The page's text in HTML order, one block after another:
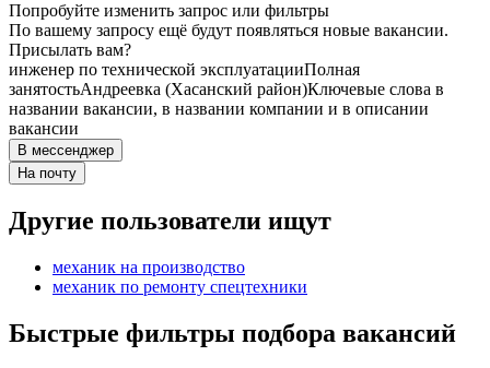
Попробуйте изменить запрос или фильтры
По вашему запросу ещё будут появляться новые вакансии.
Присылать вам?
инженер по технической эксплуатацииПолная
занятостьАндреевка (Хасанский район)Ключевые слова в
названии вакансии, в названии компании и в описании
вакансии
В мессенджер
На почту
Другие пользователи ищут
механик на производство
механик по ремонту спецтехники
Быстрые фильтры подбора вакансий